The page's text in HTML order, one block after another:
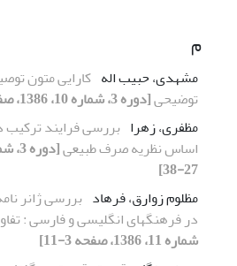
م
مشهدی، حبیب اله کارایی متون
توضیحی[دوره 3، شماره 10، 1386، صفحه 1-15]
مظفری، زهرا بررسی فرایند ترکیب
اساس نظریه صرف طبیعی
27-38]
مظلوم زوارق، فرهاد بررسی ژانر
در فرهنگهای انگلیسی و فارسی :
شماره 11، 1386، صفحه 3-11]